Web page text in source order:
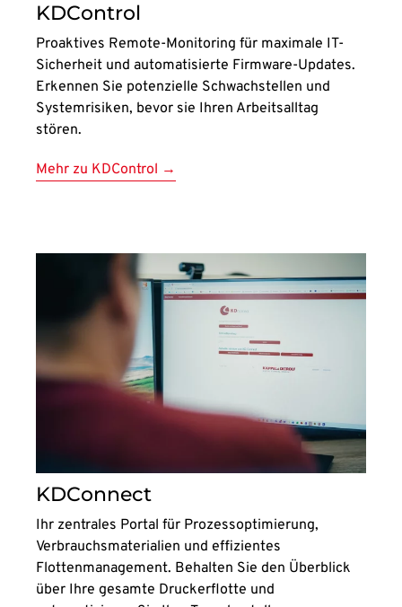
KDControl
Proaktives Remote-Monitoring für maximale IT-
Sicherheit und automatisierte Firmware-Updates.
Erkennen Sie potenzielle Schwachstellen und
Systemrisiken, bevor sie Ihren Arbeitsalltag
stören.
Mehr zu KDControl →
KDConnect
Ihr zentrales Portal für Prozessoptimierung,
Verbrauchsmaterialien und effizientes
Flottenmanagement. Behalten Sie den Überblick
über Ihre gesamte Druckerflotte und